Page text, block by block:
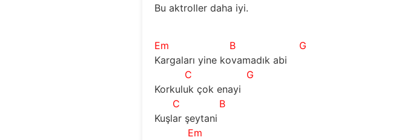
Bu aktroller daha iyi.
Em B
G
Kargaları yine kovamadık abi
C
G
Korkuluk çok enayi
C
B
Kuşlar şeytani
Em